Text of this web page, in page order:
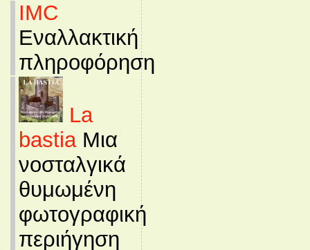
IMC
Εναλλακτική
πληροφόρηση
La
bastiaΜια
νοσταλγικά
θυμωμένη
φωτογραφική
περιήγηση